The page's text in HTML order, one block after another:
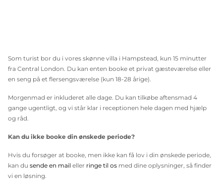
Som turist bor du i vores skønne villa i Hampstead, kun 15 minutter
fra Central London. Du kan enten booke et privat gæsteværelse eller
en seng på et flersengsværelse (kun 18-28 årige).
Morgenmad er inkluderet alle dage. Du kan tilkøbe aftensmad 4
gange ugentligt, og vi står klar i receptionen hele dagen med hjælp
og råd.
Kan du ikke booke din ønskede periode?
Hvis du forsøger at booke, men ikke kan få lov i din ønskede periode,
kan du sende en mail eller ringe til os med dine oplysninger, så finder
vi en løsning.